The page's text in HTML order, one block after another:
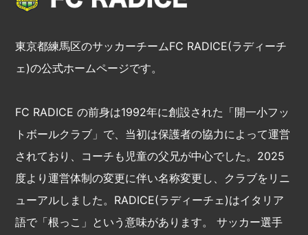
東京都練馬区のサッカーチームFC RADICE(ラディーチ
ェ)の公式ホームページです。
FC RADICE の前身は1992年に創設された「開一小フッ
トボールクラブ」で、当初は保護者の協力によって運営
されており、コーチも児童の父兄が中心でした。2025
度より運営体制の変更に伴い名称変更し、クラブをリニ
ューアルしました。RADICE(ラディーチェ)はイタリア
語で「根っこ」という意味があります。 サッカー選手